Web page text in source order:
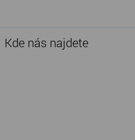
Kde nás najdete